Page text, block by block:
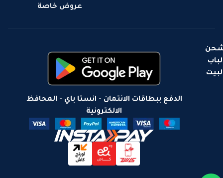
عروض خاصة
لباب
الدفع ببطاقات الائتمان - انستا باي - المحافظ
الالكترونية